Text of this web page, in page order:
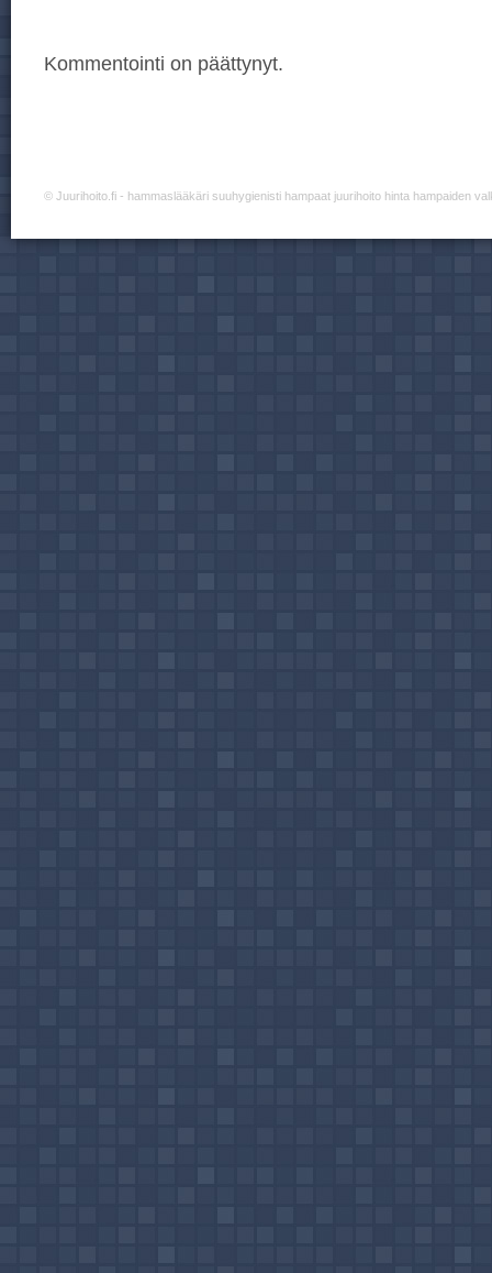
Kommentointi on päättynyt.
© Juurihoito.fi - hammaslääkäri suuhygienisti hampaat juurihoito hinta hampaiden